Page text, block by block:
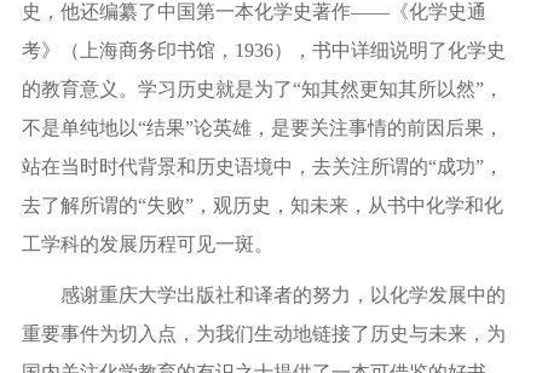
史，他还编纂了中国第一本化学史著作——《化学史通
考》（上海商务印书馆， 1936），书中详细说明了化学史
的教育意义。学习历史就是为了“知其然更知其所以然”，
不是单纯地以“结果”论英雄，是要关注事情的前因后果，
站在当时时代背景和历史语境中，去关注所谓的“成功”，
去了解所谓的“失败”，观历史，知未来，从书中化学和化
工学科的发展历程可见一斑。
感谢重庆大学出版社和译者的努力，以化学发展中的
重要事件为切入点，为我们生动地链接了历史与未来，为